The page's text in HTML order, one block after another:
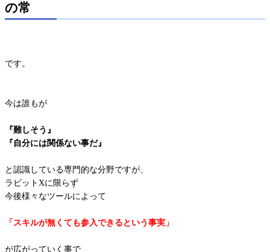
の常
です。
今は誰もが
『難しそう』
『自分には関係ない事だ』
と認識している専門的な分野ですが、
ラビットXに限らず
今後様々なツールによって
「スキルが無くても参入できるという事実」
が広がっていく事で